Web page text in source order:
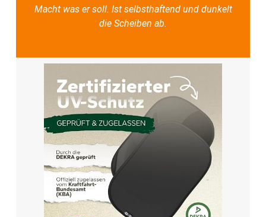
Macht was er soll. Ist selbsthaftend und dunkelt
die Scheiben ab.